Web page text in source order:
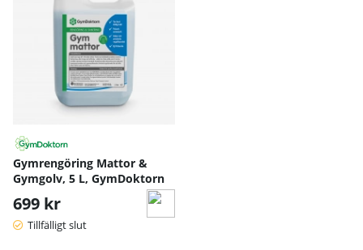
Gymrengöring Mattor &
Gymgolv, 5 L, GymDoktorn
699 kr
Tillfälligt slut